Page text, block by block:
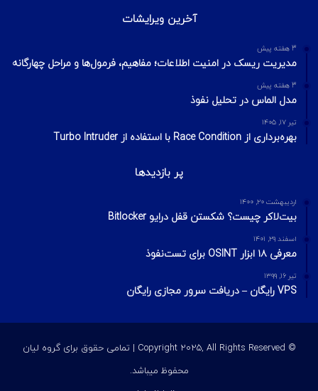
آخرین ویرایشات
3 هفته پیش
مدیریت ریسک در امنیت اطلاعات؛ مفاهیم، فرمول‌ها و مراحل چهارگانه
3 هفته پیش
مدل الماس در تحلیل نفوذ
تیر ۱۷, ۱۴۰۵
بهره‌برداری از Race Condition با استفاده از Turbo Intruder
پر بازدیدها
اردیبهشت ۲۰, ۱۴۰۰
بیت‌لاکر چیست؟ شکستن قفل درایو Bitlocker
اسفند ۲۹, ۱۴۰۱
معرفی ۱۸ ابزار OSINT برای تست‌نفوذ
تیر ۱۶, ۱۳۹۹
VPS رایگان – دریافت سرور مجازی رایگان
© Copyright 2025, All Rights Reserved | تمامی حقوق برای گروه لیان
محفوظ میباشد.